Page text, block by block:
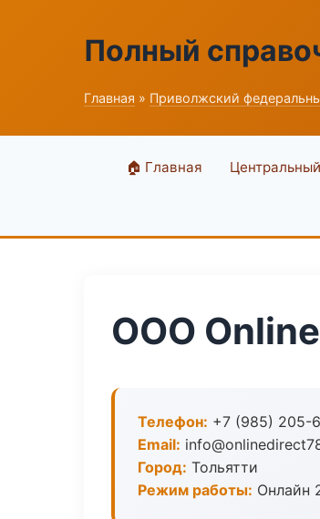
Полный
Главная » Приволжский
🏠 Главная
ООО
Телефон: +7 (985) 205-
Email:
Город: Тольятти
Режим работы: Онлайн